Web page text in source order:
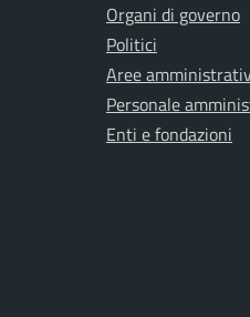
Organi di governo
Politici
Aree
Personale
Enti e fondazioni